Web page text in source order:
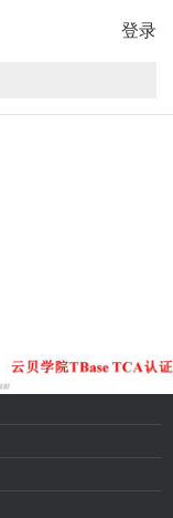
登录